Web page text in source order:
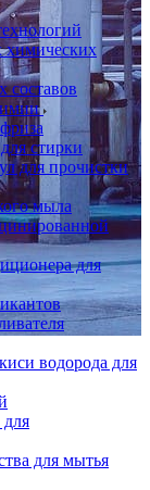
химических
составов
стирки
для прочистки
мыла
для
водорода для
для
для мытья